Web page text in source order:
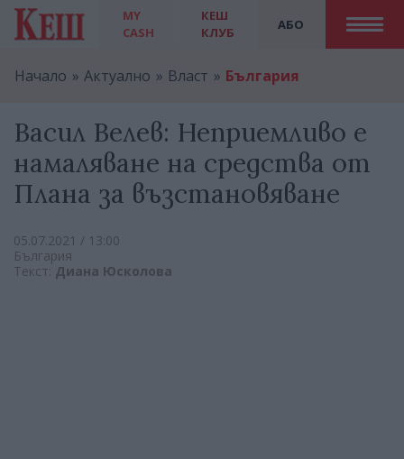
MY
CASH
АБО
КЕШ
КЛУБ
Начало Актуално Власт България
Васил Велев: Неприемливо е
намаляване на средства от
Плана за възстановяване
05.07.2021 / 13:00
България
Текст: Диана Юсколова